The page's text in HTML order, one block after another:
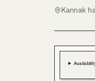
Kannak